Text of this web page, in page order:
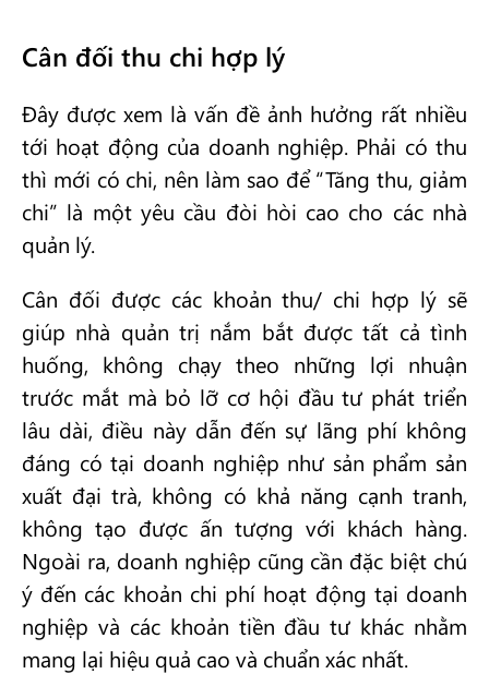
Cân đối thu chi hợp lý
Đây được xem là vấn đề ảnh hưởng rất nhiều
tới hoạt động của doanh nghiệp. Phải có thu
thì mới có chi, nên làm sao để “Tăng thu, giảm
chi” là một yêu cầu đòi hòi cao cho các nhà
quản lý.
Cân đối được các khoản thu/ chi hợp lý sẽ
giúp nhà quản trị nắm bắt được tất cả tình
huống, không chạy theo những lợi nhuận
trước mắt mà bỏ lỡ cơ hội đầu tư phát triển
lâu dài, điều này dẫn đến sự lãng phí không
đáng có tại doanh nghiệp như sản phẩm sản
xuất đại trà, không có khả năng cạnh tranh,
không tạo được ấn tượng với khách hàng.
Ngoài ra, doanh nghiệp cũng cần đặc biệt chú
ý đến các khoản chi phí hoạt động tại doanh
nghiệp và các khoản tiền đầu tư khác nhằm
mang lại hiệu quả cao và chuẩn xác nhất.